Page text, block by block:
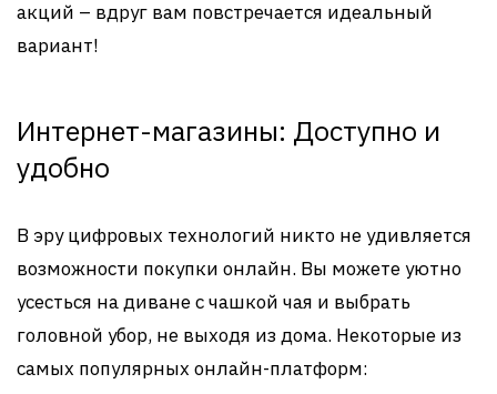
акций – вдруг вам повстречается идеальный
вариант!
Интернет-магазины: Доступно и
удобно
В эру цифровых технологий никто не удивляется
возможности покупки онлайн. Вы можете уютно
усесться на диване с чашкой чая и выбрать
головной убор, не выходя из дома. Некоторые из
самых популярных онлайн-платформ: